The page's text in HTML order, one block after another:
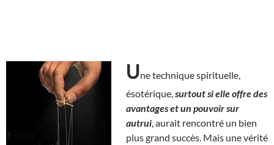
Une technique spirituelle,
ésotérique, surtout si elle offre des
avantages et un pouvoir sur
autrui , aurait rencontré un bien
plus grand succès. Mais une vérité